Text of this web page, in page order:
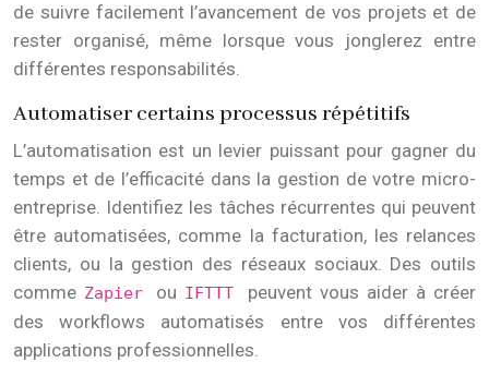
de suivre facilement l’avancement de vos projets et de
rester organisé, même lorsque vous jonglerez entre
différentes responsabilités.
Automatiser certains processus répétitifs
L’automatisation est un levier puissant pour gagner du
temps et de l’efficacité dans la gestion de votre micro-
entreprise. Identifiez les tâches récurrentes qui peuvent
être automatisées, comme la facturation, les relances
clients, ou la gestion des réseaux sociaux. Des outils
comme Zapier ou IFTTT peuvent vous aider à créer
des workflows automatisés entre vos différentes
applications professionnelles.